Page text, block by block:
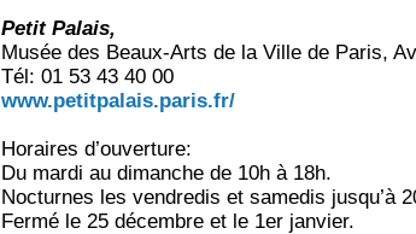
Petit Palais,
Musée des Beaux-Arts de la Ville de Paris,
Tél: 01 53 43 40 00
www.petitpalais.paris.fr/
Horaires d’ouverture:
Du mardi au dimanche de 10h à 18h.
Nocturnes les vendredis et samedis jusqu’à
Fermé le 25 décembre et le 1er janvier.